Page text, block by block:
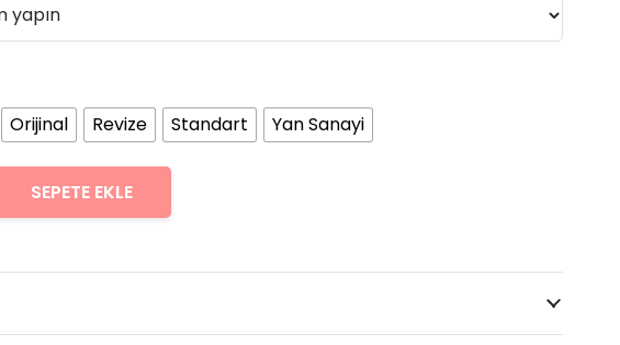
Orijinal Revize Standart Yan Sanayi
SEPETE EKLE